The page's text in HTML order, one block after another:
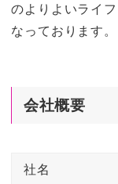
のよりよいライ
なっております。
会社概要
社名